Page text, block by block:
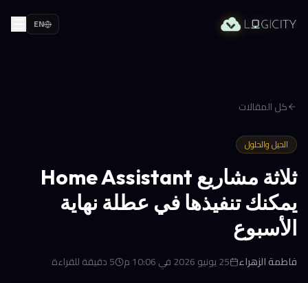
EN
كل المقالات
الحيل والحلول
ثلاثة مشاريع Home Assistant
يمكنك تنفيذها في عطلة نهاية
الأسبوع
فاطمة الزهراء 25 يونيو 2026 في 10:06 م 5دقيقة للقراءة